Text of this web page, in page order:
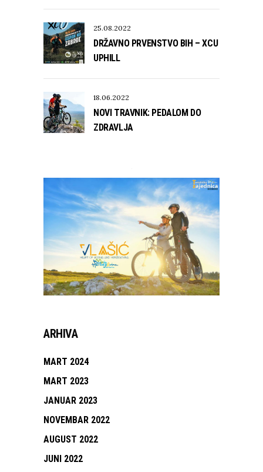
25.08.2022
DRŽAVNO PRVENSTVO BIH – XCU
UPHILL
18.06.2022
NOVI TRAVNIK: PEDALOM DO
ZDRAVLJA
ARHIVA
MART 2024
MART 2023
JANUAR 2023
NOVEMBAR 2022
AUGUST 2022
JUNI 2022